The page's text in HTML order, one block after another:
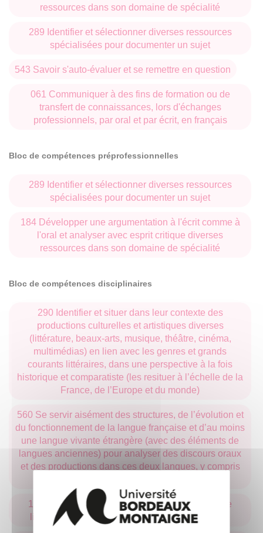
ressources dans son domaine de spécialité
289 Identifier et sélectionner diverses ressources
spécialisées pour documenter un sujet
543 Savoir s'auto-évaluer et se remettre en question
061 Communiquer à des fins de formation ou de
transfert de connaissances, lors d'échanges
professionnels, par oral et par écrit, en français
Bloc de compétences préprofessionnelles
289 Identifier et sélectionner diverses ressources
spécialisées pour documenter un sujet
184 Développer une argumentation à l'écrit comme à
l'oral et analyser avec esprit critique diverses
ressources dans son domaine de spécialité
Bloc de compétences disciplinaires
290 Identifier et situer dans leur contexte des
productions culturelles et artistiques diverses
(littérature, beaux-arts, musique, théâtre, cinéma,
multimédias) en lien avec les genres et grands
courants littéraires, dans une perspective à la fois
historique et comparatiste (les resituer à l’échelle de la
France, de l’Europe et du monde)
560 Se servir aisément des structures, de l’évolution et
du fonctionnement de la langue française et d’au moins
une langue vivante étrangère (avec des éléments de
langues anciennes) pour analyser des discours oraux
et des productions dans ces deux langues, y compris
119 Connaître et mobiliser des notions de théorie
littéraire de l'Antiquité à l'époque contemporaine